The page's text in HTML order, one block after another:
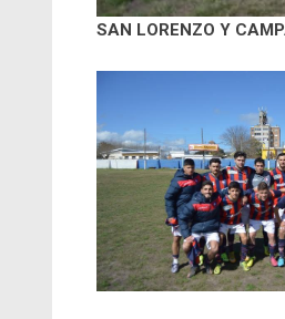
SAN LORENZO Y